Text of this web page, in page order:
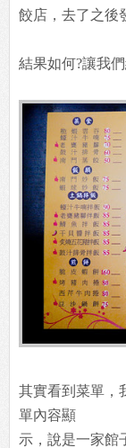
餃店，去了之後
結果如何?讓我
其實看到菜單，
單內容顯
示，說是一家館